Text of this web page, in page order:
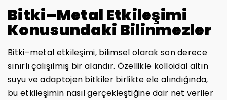
Bitki–Metal Etkileşimi
Konusundaki Bilinmezler
Bitki–metal etkileşimi, bilimsel olarak son derece
sınırlı çalışılmış bir alandır. Özellikle kolloidal altın
suyu ve adaptojen bitkiler birlikte ele alındığında,
bu etkileşimin nasıl gerçekleştiğine dair net veriler